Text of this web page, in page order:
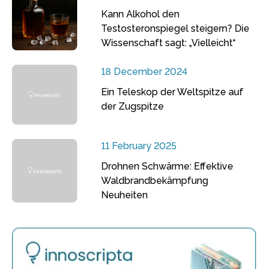
Kann Alkohol den
Testosteronspiegel steigern? Die
Wissenschaft sagt: „Vielleicht“
18 December 2024
Ein Teleskop der Weltspitze auf
der Zugspitze
11 February 2025
Drohnen Schwärme: Effektive
Waldbrandbekämpfung
Neuheiten